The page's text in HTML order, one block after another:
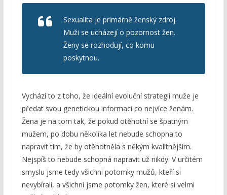
Sexualita je primárně ženský zdroj.
Muži se ucházejí o pozornost žen.
Ženy se rozhodují, co komu
poskytnou.
Vychází to z toho, že ideální evoluční strategií muže je
předat svou genetickou informaci co nejvíce ženám.
Žena je na tom tak, že pokud otěhotní se špatným
mužem, po dobu několika let nebude schopna to
napravit tím, že by otěhotněla s někým kvalitnějším.
Nejspíš to nebude schopná napravit už nikdy. V určitém
smyslu jsme tedy všichni potomky mužů, kteří si
nevybírali, a všichni jsme potomky žen, které si velmi